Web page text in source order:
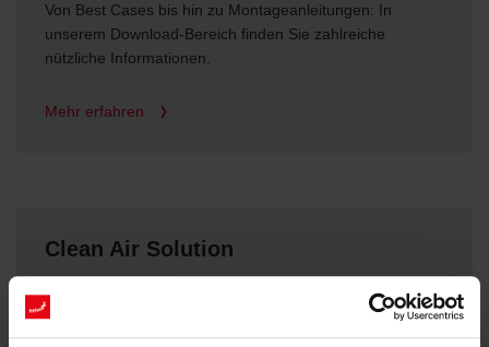
Von Best Cases bis hin zu Montageanleitungen: In
unserem Download-Bereich finden Sie zahlreiche
nützliche Informationen.
Mehr erfahren
Clean Air Solution
Entdecken Sie unsere Lösungen für Unternehmen.